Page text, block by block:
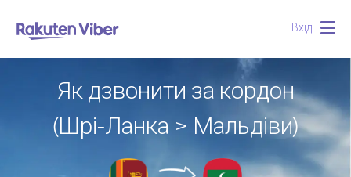
Вхід
Як дзвонити за кордон
(Шрі-Ланка > Мальдіви)